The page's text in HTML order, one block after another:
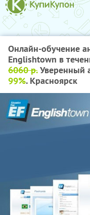
Онлайн-обучение
Englishtown в
6060 р.Уверенный
99%. Красноярск